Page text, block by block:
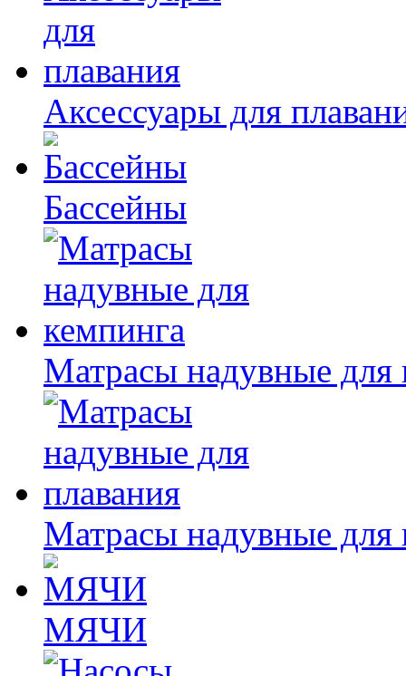
Аксессуары для
Бассейны
Матрасы надувные для
Матрасы надувные для
МЯЧИ